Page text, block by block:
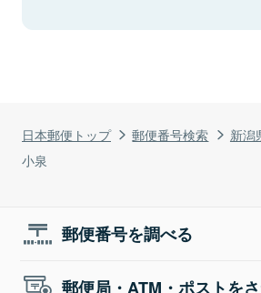
日本郵便トップ 郵便番号検索 新潟
小泉
郵便番号を調べる
郵便局・ATM・ポストを